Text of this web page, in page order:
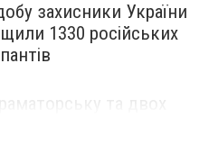
захисники України
1330 російських
та двох